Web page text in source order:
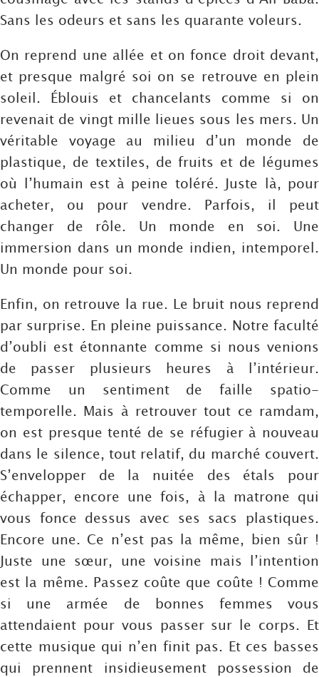
Sans les odeurs et sans les quarante voleurs.
On reprend une allée et on fonce droit devant,
et presque malgré soi on se retrouve en plein
soleil. Éblouis et chancelants comme si on
revenait de vingt mille lieues sous les mers. Un
véritable voyage au milieu d’un monde de
plastique, de textiles, de fruits et de légumes
où l’humain est à peine toléré. Juste là, pour
acheter, ou pour vendre. Parfois, il peut
changer de rôle. Un monde en soi. Une
immersion dans un monde indien, intemporel.
Un monde pour soi.
Enfin, on retrouve la rue. Le bruit nous reprend
par surprise. En pleine puissance. Notre faculté
d’oubli est étonnante comme si nous venions
de passer plusieurs heures à l’intérieur.
Comme un sentiment de faille spatio-
temporelle. Mais à retrouver tout ce ramdam,
on est presque tenté de se réfugier à nouveau
dans le silence, tout relatif, du marché couvert.
S’envelopper de la nuitée des étals pour
échapper, encore une fois, à la matrone qui
vous fonce dessus avec ses sacs plastiques.
Encore une. Ce n’est pas la même, bien sûr !
Juste une sœur, une voisine mais l’intention
est la même. Passez coûte que coûte ! Comme
si une armée de bonnes femmes vous
attendaient pour vous passer sur le corps. Et
cette musique qui n’en finit pas. Et ces basses
qui prennent insidieusement possession de